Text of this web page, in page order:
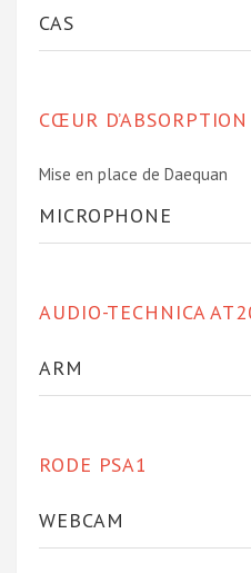
CAS
CŒUR
Mise en place de Daequan
MICROPHONE
AUDIO-TECHNICA
ARM
RODE PSA1
WEBCAM